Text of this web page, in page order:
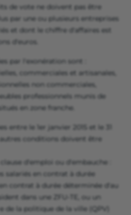
de vote ne doivent pas être
par une ou plusieurs entreprises
et dont le chiffre d'affaires est
d'euros.
par l'exonération sont :
commerciales et artisanales,
non commerciales,
professionnels munis de
en zone franche.
entre le 1er janvier 2015 et le 31
conditions doivent être
d'emploi ou d'embauche :
salariés en contrat à durée
contrat à durée déterminée d'au
dans une ZFU-TE, ou un
la politique de la ville (QPV)